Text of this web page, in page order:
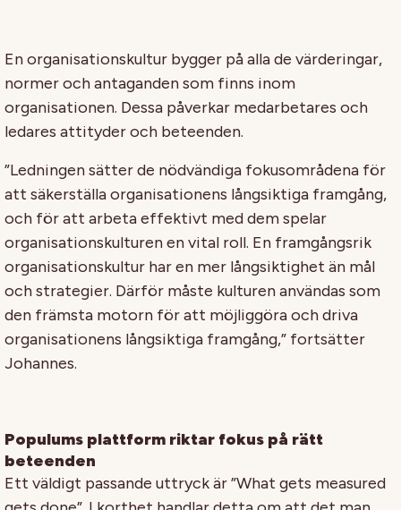
En organisationskultur bygger påallade värderingar,
normerochantaganden som finns inom
organisationen. Dessa påverkar medarbetares och
ledares attityder och beteenden.
”Ledningen sätter de nödvändiga fokusområdena för
att säkerställa organisationens långsiktiga framgång,
och för att arbeta effektivt med dem spelar
organisationskulturen en vital roll. En framgångsrik
organisationskultur har en mer långsiktighet än mål
och strategier. Därför måste kulturen användas som
den främsta motorn för att möjliggöra och driva
organisationens långsiktiga framgång,” fortsätter
Johannes.
Populums plattform riktar fokus på rätt
beteenden
Ett väldigt passande uttryck är ”What gets measured